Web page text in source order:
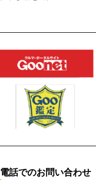
電話でのお問い合わせ